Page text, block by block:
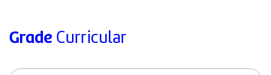
Grade Curricular